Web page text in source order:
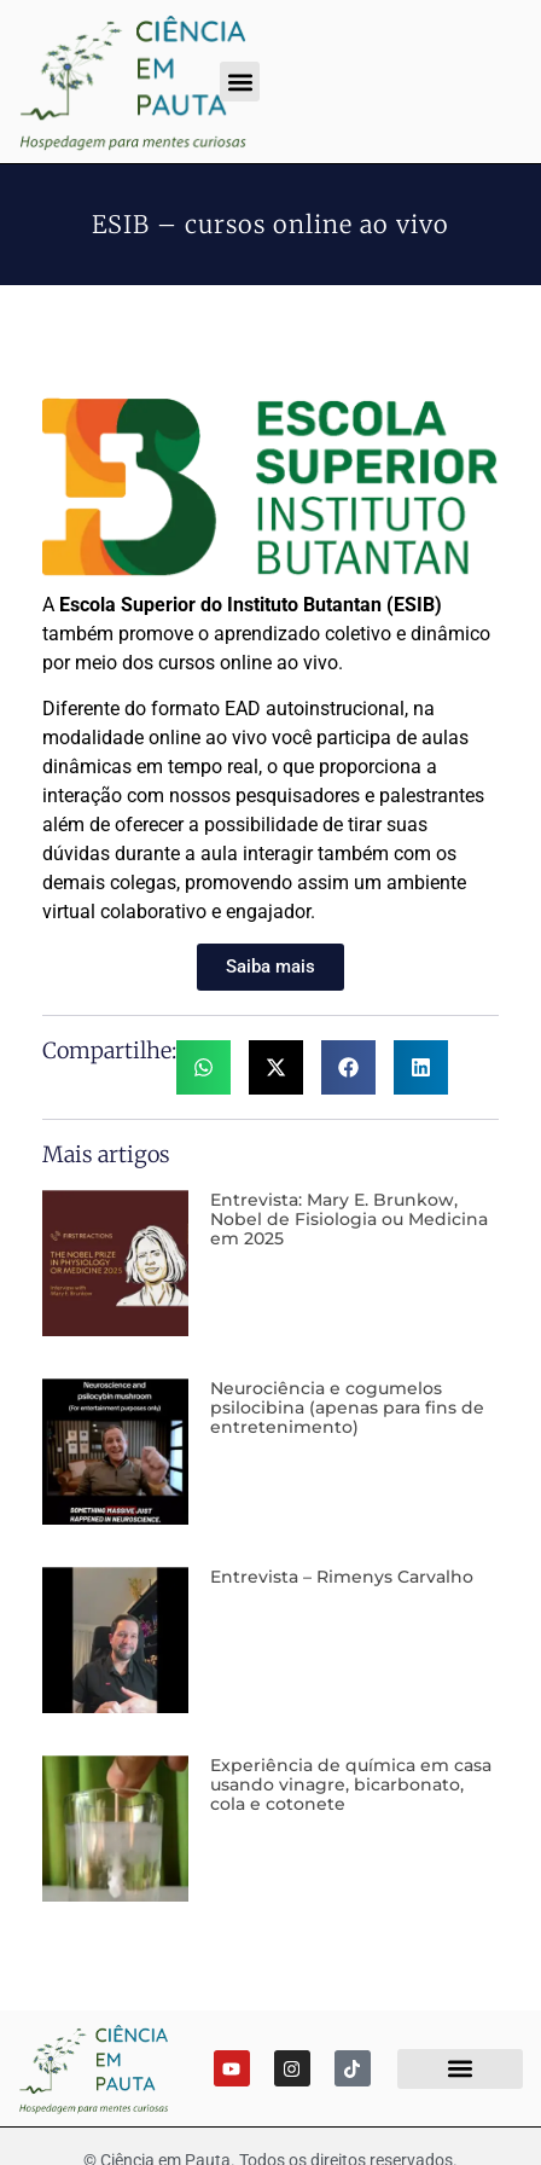
ESIB – cursos online ao vivo
A Escola Superior do Instituto Butantan (ESIB)
também promove o aprendizado coletivo e dinâmico
por meio dos cursos online ao vivo.
Diferente do formato EAD autoinstrucional, na
modalidade online ao vivo você participa de aulas
dinâmicas em tempo real, o que proporciona a
interação com nossos pesquisadores e palestrantes
além de oferecer a possibilidade de tirar suas
dúvidas durante a aula interagir também com os
demais colegas, promovendo assim um ambiente
virtual colaborativo e engajador.
Saiba mais
Compartilhe:
Mais artigos
Entrevista: Mary E. Brunkow,
Nobel de Fisiologia ou Medicina
em 2025
Neurociência e cogumelos
psilocibina (apenas para fins de
entretenimento)
Entrevista – Rimenys Carvalho
Experiência de química em casa
usando vinagre, bicarbonato,
cola e cotonete
© Ciência em Pauta. Todos os direitos reservados.